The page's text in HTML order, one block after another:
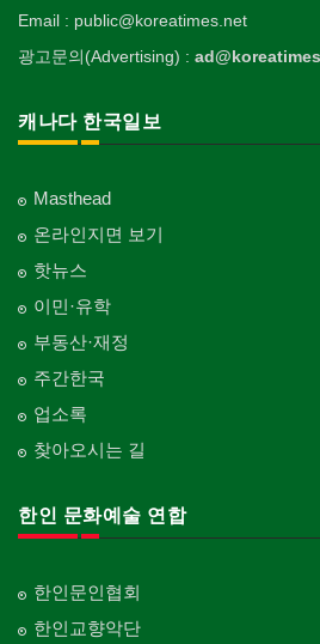
Email : public@koreatimes.net
광고문의(Advertising) :
캐나다 한국일보
Masthead
온라인지면 보기
핫뉴스
이민·유학
부동산·재정
주간한국
업소록
찾아오시는 길
한인 문화예술 연합
한인문인협회
한인교향악단